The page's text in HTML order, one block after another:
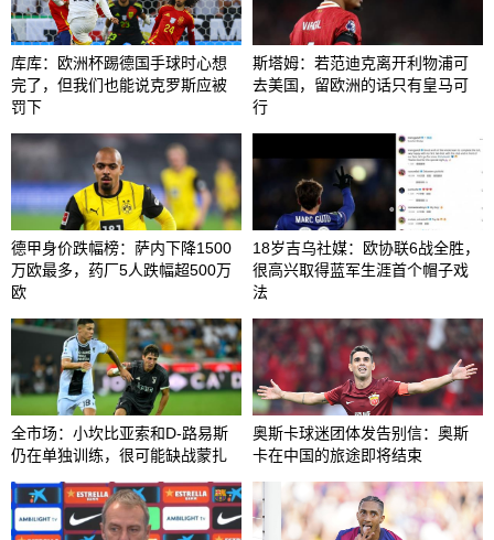
库库：欧洲杯踢德国手球时心想
完了，但我们也能说克罗斯应被
罚下
斯塔姆：若范迪克离开利物浦可
去美国，留欧洲的话只有皇马可
行
德甲身价跌幅榜：萨内下降1500
万欧最多，药厂5人跌幅超500万
欧
18岁吉乌社媒：欧协联6战全胜，
很高兴取得蓝军生涯首个帽子戏
法
全市场：小坎比亚索和D-路易斯
仍在单独训练，很可能缺战蒙扎
奥斯卡球迷团体发告别信：奥斯
卡在中国的旅途即将结束